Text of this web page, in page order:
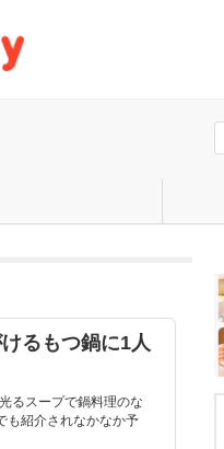
るもつ鍋に1人
るスープで鍋料理のな
も紹介されなかなか予